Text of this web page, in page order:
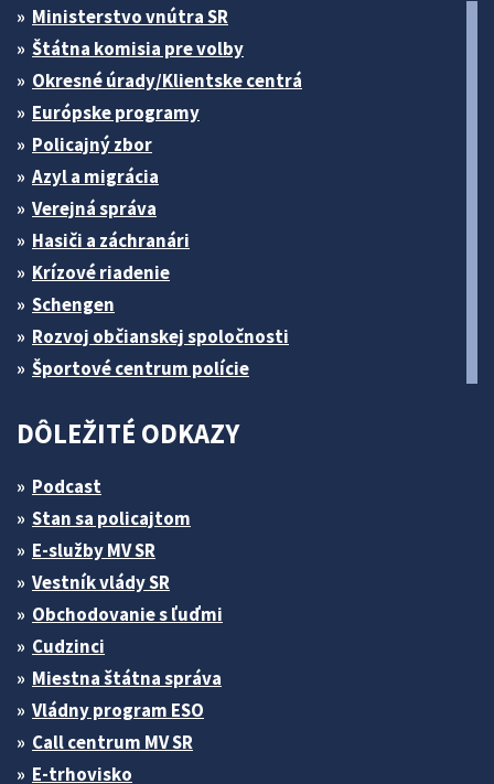
Ministerstvo vnútra SR
Štátna komisia pre volby
Okresné úrady/Klientske centrá
Európske programy
Policajný zbor
Azyl a migrácia
Verejná správa
Hasiči a záchranári
Krízové riadenie
Schengen
Rozvoj občianskej spoločnosti
Športové centrum polície
DÔLEŽITÉ ODKAZY
Podcast
Stan sa policajtom
E-služby MV SR
Vestník vlády SR
Obchodovanie s ľuďmi
Cudzinci
Miestna štátna správa
Vládny program ESO
Call centrum MV SR
E-trhovisko